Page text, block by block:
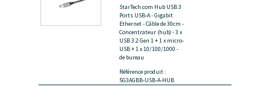
StarTech.com Hub USB 3
Ports USB-A - Gigabit
Ethernet - Câble de 30cm -
Concentrateur (hub) - 3 x
USB 3.2 Gen 1 + 1 x micro-
USB + 1 x 10/100/1000 -
de bureau
Référence produit :
5G3AGBB-USB-A-HUB